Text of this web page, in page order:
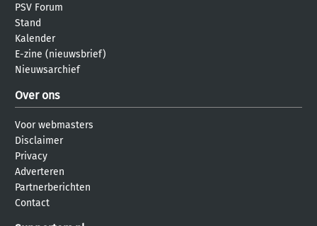
PSV Forum
Stand
Kalender
E-zine (nieuwsbrief)
Nieuwsarchief
Over ons
Voor webmasters
Disclaimer
Privacy
Adverteren
Partnerberichten
Contact